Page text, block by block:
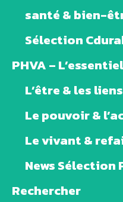
santé & bien-
Sélection
PHVA –
L’être & les liens
Le pouvoir &
Le vivant &
News Sélection
Rechercher